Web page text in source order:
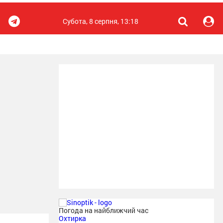
Субота, 8 серпня, 13:18
Погода на найближчий час
Охтирка